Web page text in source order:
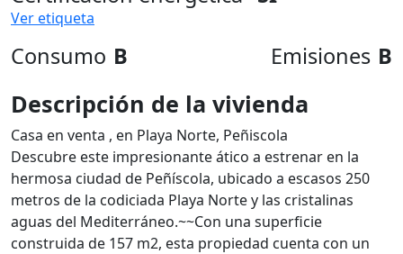
Ver etiqueta
Consumo B Emisiones B
Descripción de la vivienda
Casa en venta , en Playa Norte, Peñiscola
Descubre este impresionante ático a estrenar en la
hermosa ciudad de Peñíscola, ubicado a escasos 250
metros de la codiciada Playa Norte y las cristalinas
aguas del Mediterráneo.~~Con una superficie
construida de 157 m2, esta propiedad cuenta con un